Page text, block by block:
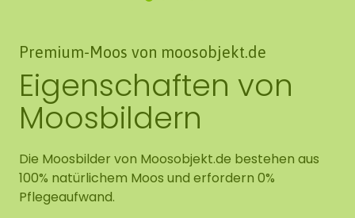
Premium-Moos von moosobjekt.de
Eigenschaften von
Moosbildern
Die Moosbilder von Moosobjekt.de bestehen aus
100% natürlichem Moos und erfordern 0%
Pflegeaufwand.